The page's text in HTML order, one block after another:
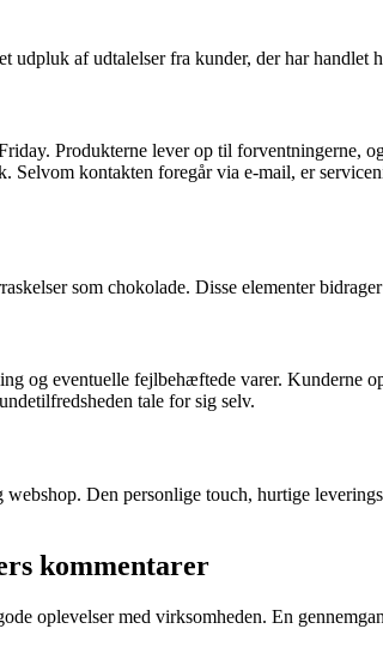
udpluk af udtalelser fra kunder, der har handlet
Produkterne lever op til forventningerne,
kontakten foregår via e-mail, er
som chokolade. Disse elementer
og eventuelle fejlbehæftede varer. Kunderne
tale for sig selv.
Den personlige touch, hurtige
kommentarer
oplevelser med virksomheden. En